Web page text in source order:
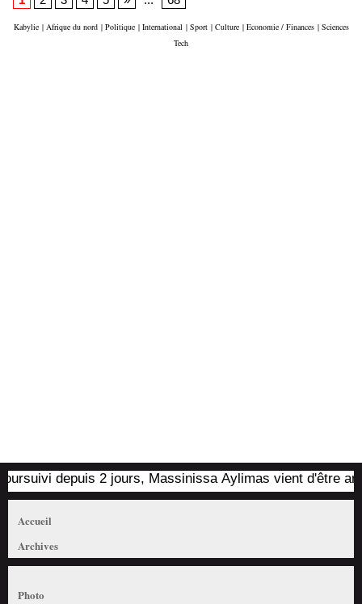
Kabylie | Afrique du nord | Politique | International | Sport | Culture | Economie / Finances | Sciences
Tech
depuis 2 jours, Massinissa Aylimas vient d'être
Accueil
Archives
Photo